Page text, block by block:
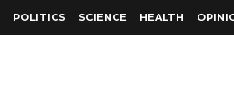
POLITICS SCIENCE HEALTH